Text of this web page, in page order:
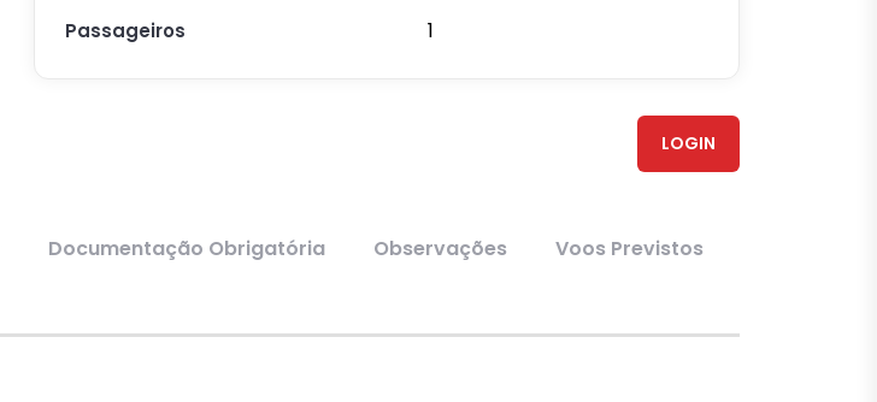
Passageiros 1
LOGIN
Documentação Obrigatória Observações Voos Previstos